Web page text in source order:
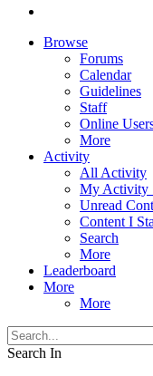
Browse
Forums
Calendar
Guidelines
Staff
Online
More
Activity
All Activity
My Activity
Unread
Content I
Search
More
Leaderboard
More
More
Search In